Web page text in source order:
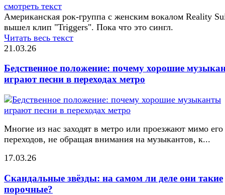
смотреть текст
Американская рок-группа с женским вокалом Reality
вышел клип "Triggers". Пока что это сингл.
Читать весь текст
21.03.26
Бедственное положение: почему хорошие
играют песни в переходах метро
Многие из нас заходят в метро или проезжают мимо его
переходов, не обращая внимания на музыкантов, к...
17.03.26
Скандальные звёзды: на самом ли деле они такие
порочные?